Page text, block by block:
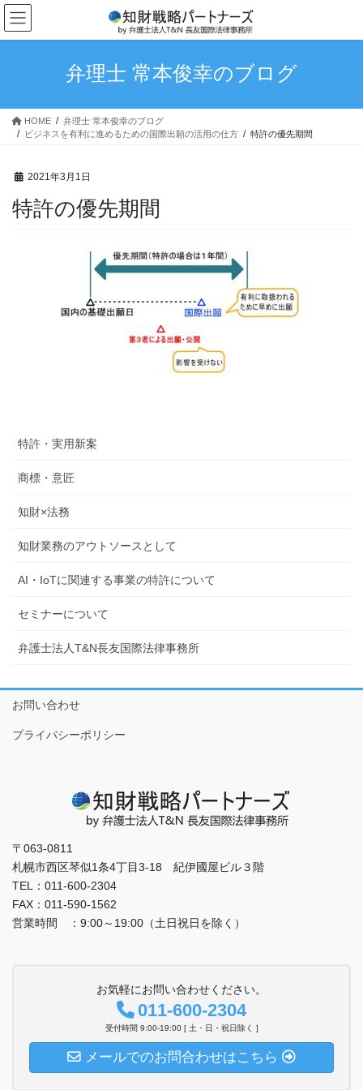
コ
ン
テ
ス
ナ
ビ
ゲ
ン
弁理士 常本俊幸のブログ
HOME
弁理士 常本俊幸のブログ
ビジネスを有利に進めるための国際出願の活用の仕方
特許の優先期間
2021年3月1日
特許の優先期間
特許・実用新案
商標・意匠
知財×法務
知財業務のアウトソースとして
AI・IoTに関連する事業の特許について
セミナーについて
弁護士法人T&N長友国際法律事務所
お問い合わせ
プライバシーポリシー
〒063-0811
札幌市西区琴似1条4丁目3-18 紀伊國屋ビル３階
TEL：011-600-2304
FAX：011-590-1562
営業時間 ：9:00～19:00（土日祝日を除く）
お気軽にお問い合わせください。
011-600-2304
受付時間 9:00-19:00 [ 土・日・祝日除く ]
メールでのお問合わせはこちら